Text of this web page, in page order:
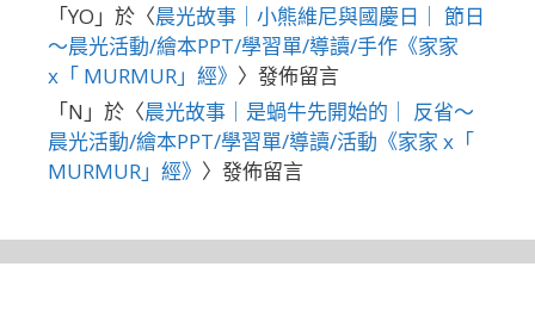
「YO 」於〈晨光故事｜小熊維尼與國慶日｜ 節日
～晨光活動/繪本PPT/學習單/導讀/手作《家家
x「 MURMUR」經》 〉發佈留言
「N 」於〈晨光故事｜是蝸牛先開始的｜ 反省～
晨光活動/繪本PPT/學習單/導讀/活動《家家 x「
MURMUR」經》 〉發佈留言